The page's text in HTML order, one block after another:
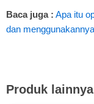
Baca juga : Apa itu
dan menggunakannya
Produk lainnya